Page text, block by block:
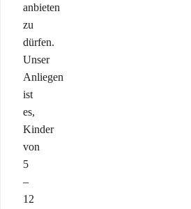
anbieten
zu
dürfen.
Unser
Anliegen
ist
es,
Kinder
von
5
–
12